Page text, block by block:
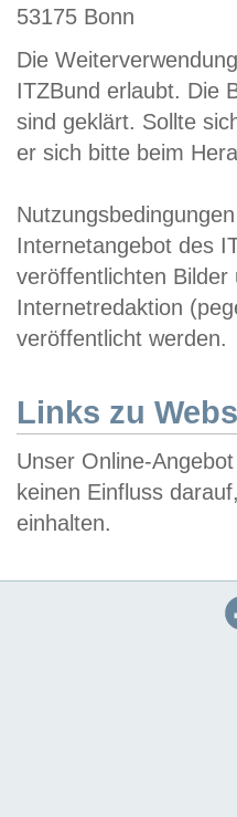
53175 Bonn
Die
ITZBund erlaubt. Die
sind geklärt. Sollte
er sich bitte beim
Internetangebot des
veröffentlichten
Internetredaktion
veröffentlicht werden.
Links zu
Unser Online-
keinen Einfluss
einhalten.